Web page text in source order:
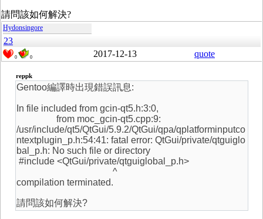
請問該如何解決?
Hydonsingore
23
0 0 2017-12-13 quote
reppk
Gentoo編譯時出現錯誤訊息:
In file included from gcin-qt5.h:3:0,
from moc_gcin-qt5.cpp:9:
/usr/include/qt5/QtGui/5.9.2/QtGui/qpa/qplatforminputco
ntextplugin_p.h:54:41: fatal error: QtGui/private/qtguiglo
bal_p.h: No such file or directory
#include <QtGui/private/qtguiglobal_p.h>
^
compilation terminated.
請問該如何解決?